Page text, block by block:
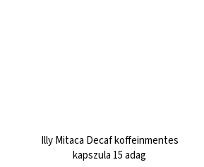
Illy Mitaca Decaf koffeinmentes
kapszula 15 adag